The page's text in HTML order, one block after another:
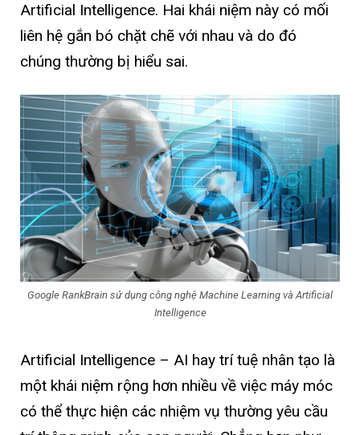
Artificial Intelligence. Hai khái niệm này có mối
liên hệ gắn bó chặt chẽ với nhau và do đó
chúng thường bị hiểu sai.
Google RankBrain sử dụng công nghệ Machine Learning và Artificial
Intelligence
Artificial Intelligence – AI hay trí tuệ nhân tạo là
một khái niệm rộng hơn nhiều về việc máy móc
có thể thực hiện các nhiệm vụ thường yêu cầu